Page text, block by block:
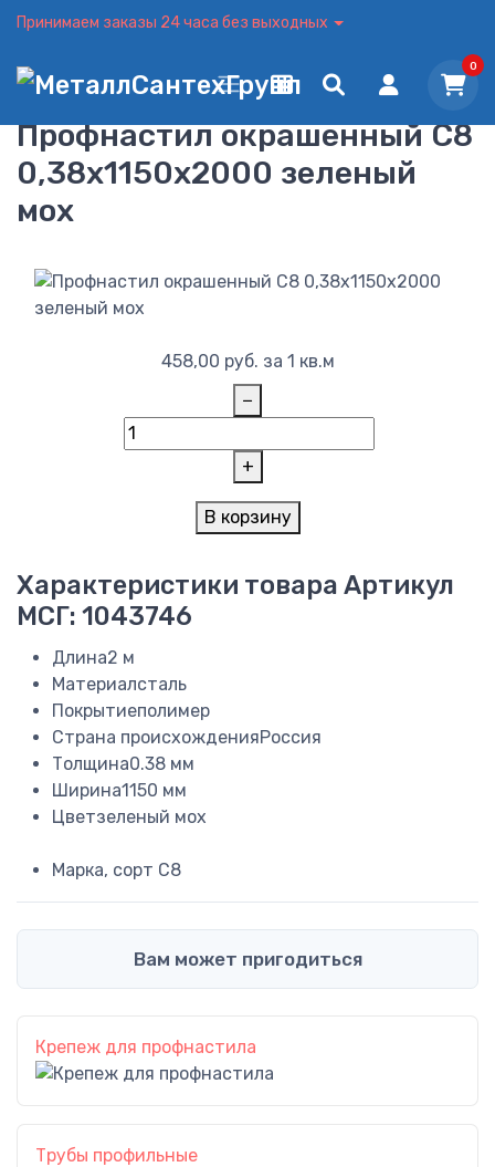
Принимаем заказы 24 часа без выходных
0
Профнастил окрашенный С8
0,38x1150x2000 зеленый
мох
458,00 руб. за 1 кв.м
−
+
В корзину
Характеристики товара Артикул
МСГ: 1043746
Длина2 м
Материалсталь
Покрытиеполимер
Страна происхожденияРоссия
Толщина0.38 мм
Ширина1150 мм
Цветзеленый мох
Марка, сорт С8
Вам может пригодиться
Крепеж для профнастила
Трубы профильные